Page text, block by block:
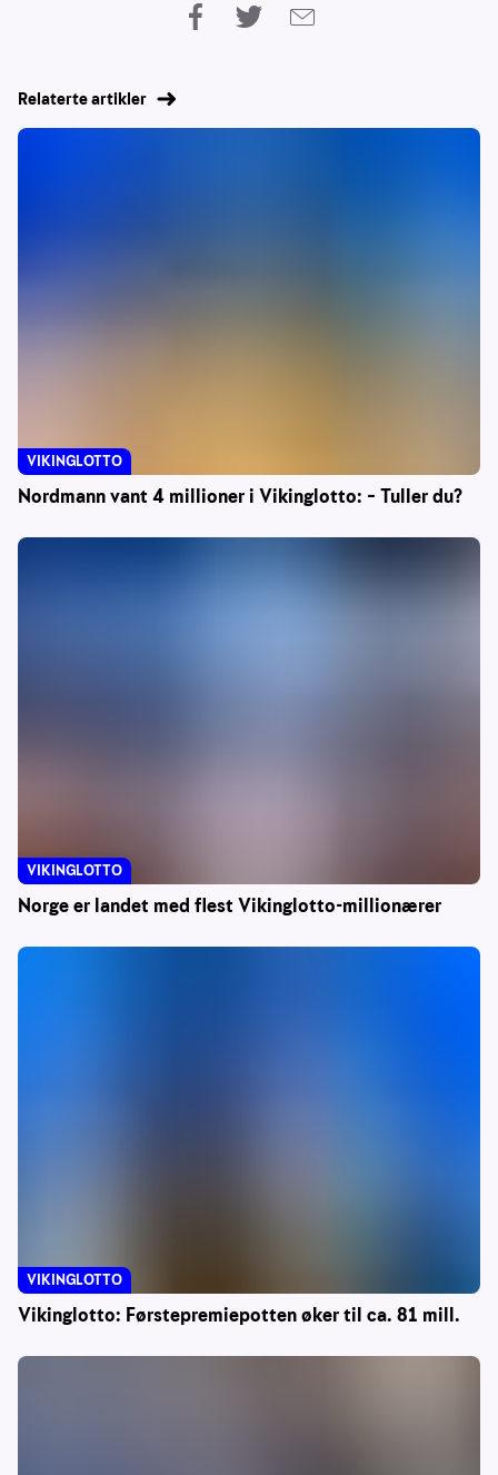
Relaterte artikler
Nordmann vant 4 millioner i Vikinglotto: – Tuller du?
VIKINGLOTTO
Norge er landet med flest Vikinglotto-millionærer
VIKINGLOTTO
Vikinglotto: Førstepremiepotten øker til ca. 81 mill.
VIKINGLOTTO